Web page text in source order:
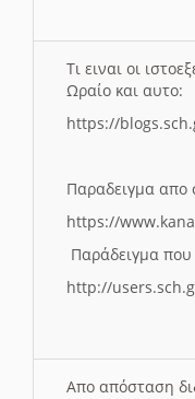
Τι ειναι οι
Ωραίο και αυτο:
https://
Παραδειγμα απο
https://
Παράδειγμα
http://
Απο απόσταση